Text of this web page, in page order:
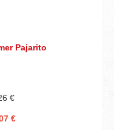
Pajarito
€
€